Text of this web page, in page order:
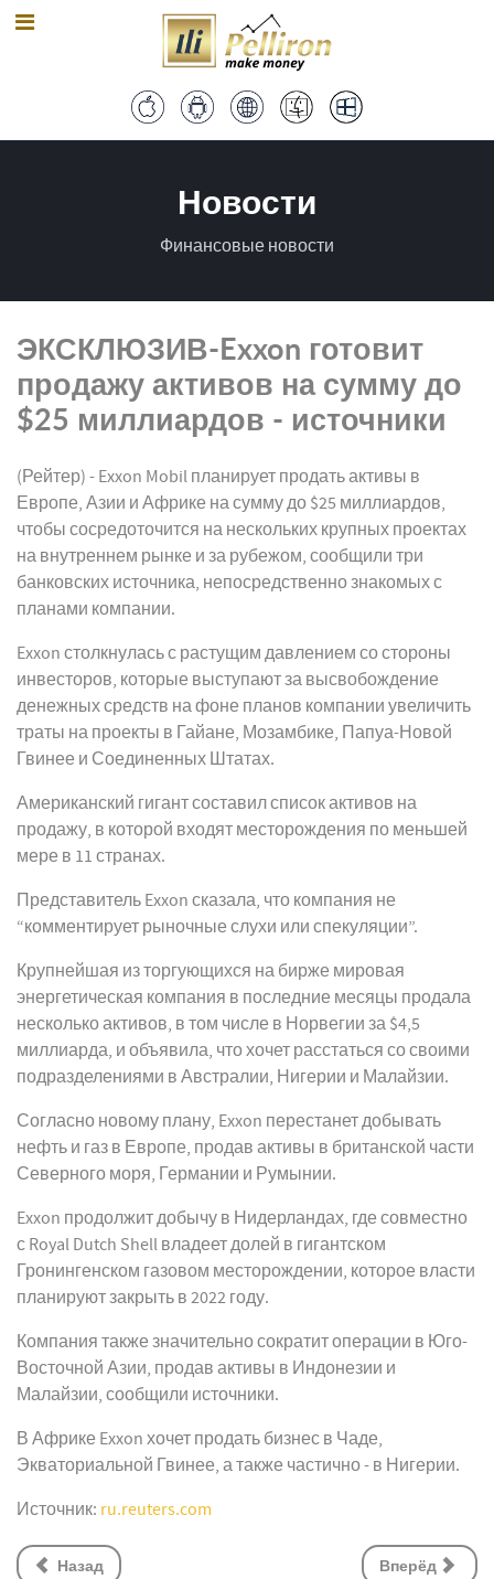
Новости
Финансовые новости
ЭКСКЛЮЗИВ-Exxon готовит
продажу активов на сумму до
$25 миллиардов - источники
(Рейтер) - Exxon Mobil планирует продать активы в
Европе, Азии и Африке на сумму до $25 миллиардов,
чтобы сосредоточится на нескольких крупных проектах
на внутреннем рынке и за рубежом, сообщили три
банковских источника, непосредственно знакомых с
планами компании.
Exxon столкнулась с растущим давлением со стороны
инвесторов, которые выступают за высвобождение
денежных средств на фоне планов компании увеличить
траты на проекты в Гайане, Мозамбике, Папуа-Новой
Гвинее и Соединенных Штатах.
Американский гигант составил список активов на
продажу, в которой входят месторождения по меньшей
мере в 11 странах.
Представитель Exxon сказала, что компания не
“комментирует рыночные слухи или спекуляции”.
Крупнейшая из торгующихся на бирже мировая
энергетическая компания в последние месяцы продала
несколько активов, в том числе в Норвегии за $4,5
миллиарда, и объявила, что хочет расстаться со своими
подразделениями в Австралии, Нигерии и Малайзии.
Согласно новому плану, Exxon перестанет добывать
нефть и газ в Европе, продав активы в британской части
Северного моря, Германии и Румынии.
Exxon продолжит добычу в Нидерландах, где совместно
с Royal Dutch Shell владеет долей в гигантском
Гронингенском газовом месторождении, которое власти
планируют закрыть в 2022 году.
Компания также значительно сократит операции в Юго-
Восточной Азии, продав активы в Индонезии и
Малайзии, сообщили источники.
В Африке Exxon хочет продать бизнес в Чаде,
Экваториальной Гвинее, а также частично - в Нигерии.
Источник: ru.reuters.com
Назад Вперёд